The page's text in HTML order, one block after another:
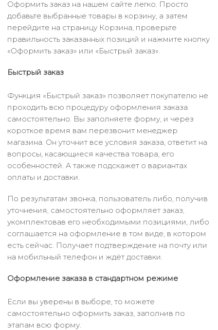
Оформить заказ на нашем сайте легко. Просто
добавьте выбранные товары в корзину, а затем
перейдите на страницу Корзина, проверьте
правильность заказанных позиций и нажмите кнопку
«Оформить заказ» или «Быстрый заказ».
Быстрый заказ
Функция «Быстрый заказ» позволяет покупателю не
проходить всю процедуру оформления заказа
самостоятельно. Вы заполняете форму, и через
короткое время вам перезвонит менеджер
магазина. Он уточнит все условия заказа, ответит на
вопросы, касающиеся качества товара, его
особенностей. А также подскажет о вариантах
оплаты и доставки.
По результатам звонка, пользователь либо, получив
уточнения, самостоятельно оформляет заказ,
укомплектовав его необходимыми позициями, либо
соглашается на оформление в том виде, в котором
есть сейчас. Получает подтверждение на почту или
на мобильный телефон и ждёт доставки.
Оформление заказа в стандартном режиме
Если вы уверены в выборе, то можете
самостоятельно оформить заказ, заполнив по
этапам всю форму.